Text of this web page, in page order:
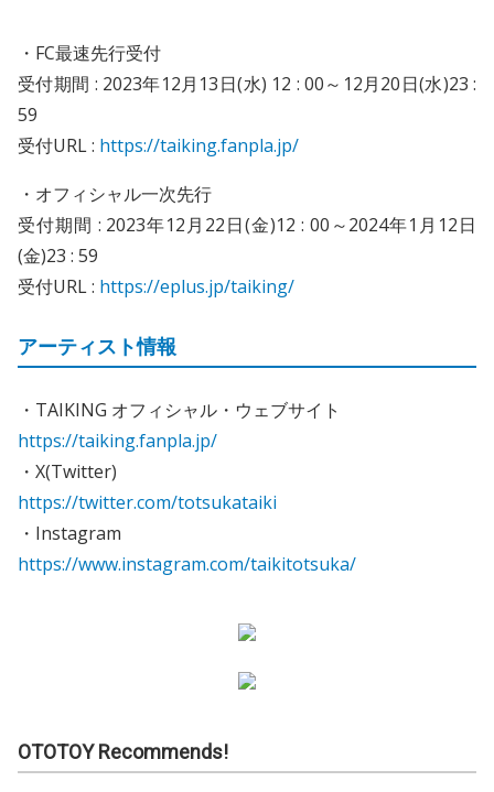
・FC最速先行受付
受付期間 : 2023年12月13日(水) 12 : 00～12月20日(水)23 :
59
受付URL : https://taiking.fanpla.jp/
・オフィシャル一次先行
受付期間 : 2023年12月22日(金)12 : 00～2024年1月12日
(金)23 : 59
受付URL : https://eplus.jp/taiking/
アーティスト情報
・TAIKING オフィシャル・ウェブサイト
https://taiking.fanpla.jp/
・X(Twitter)
https://twitter.com/totsukataiki
・Instagram
https://www.instagram.com/taikitotsuka/
OTOTOY Recommends!